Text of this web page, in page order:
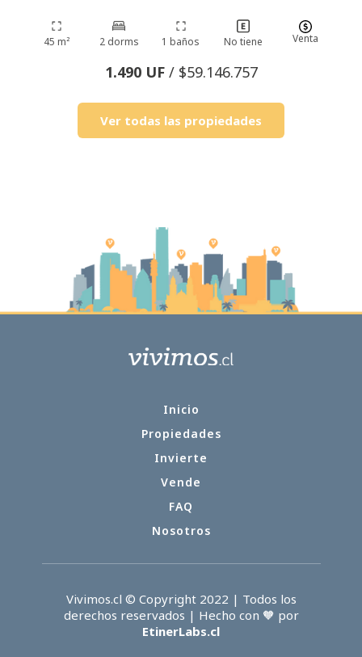
45 m² 2 dorms 1 baños No tiene Venta
1.490 UF/ $59.146.757
Ver todas las propiedades
Inicio
Propiedades
Invierte
Vende
FAQ
Nosotros
Vivimos.cl © Copyright 2022 | Todos los
derechos reservados | Hecho con 🧡 por
EtinerLabs.cl